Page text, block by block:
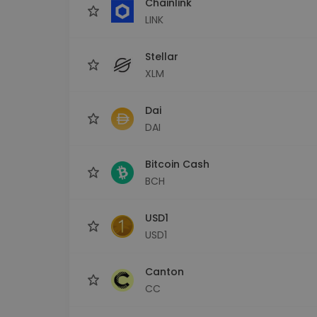
LINK
Stellar
XLM
Dai
DAI
Bitcoin Cash
BCH
USD1
USD1
Canton
CC